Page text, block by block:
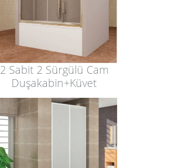
2 Sabit 2 Sürgülü Cam
Duşakabin+Küvet